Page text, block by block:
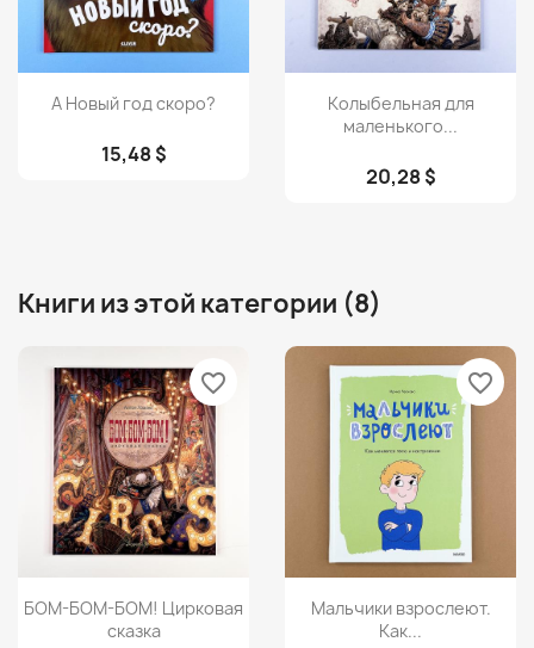
Просмотр
А Новый год скоро?
15,48 $
Просмотр
Колыбельная для
маленького...
20,28 $
Книги из этой категории (8)
Просмотр
БОМ-БОМ-БОМ! Цирковая
сказка
favorite_border
Просмотр
Мальчики взрослеют.
Как...
favorite_border